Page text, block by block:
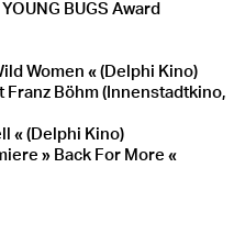
BUGS Award
Women « (Delphi Kino)
Böhm (Innenstadtkino,
« (Delphi Kino)
» Back For More «